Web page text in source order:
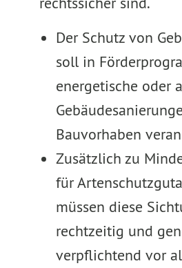
Der Schutz von
soll in
energetische oder
Bauvorhaben
Zusätzlich zu
für
müssen diese
rechtzeitig und
verpflichtend vor